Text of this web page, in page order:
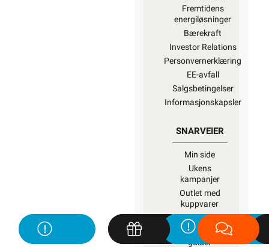
Fremtidens
energiløsninger
Bærekraft
Investor Relations
Personvernerklæring
EE-avfall
Salgsbetingelser
Informasjonskapsler
SNARVEIER
Min side
Ukens
kampanjer
Outlet med
kuppvarer
Kundeklubb
Artikler og
guider